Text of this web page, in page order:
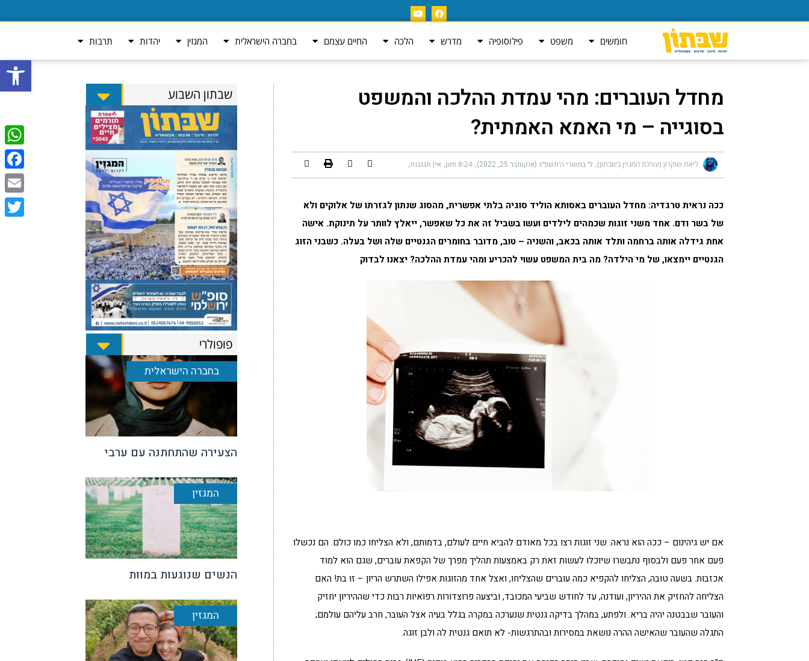
פתח
חומשים משפט פילוסופיה מדרש הלכה החיים עצמם בחברה הישראלית המגזין יהדות תרבות
מחדל העוברים: מהי עמדת ההלכה והמשפט
בסוגייה – מי האמא האמתית?
ליאת שוקרון (עורכת המגזין בשבתון) ל׳ בתשרי ה׳תשפ״ג (אוקטובר 25, 2022) 8:24 pm אין תגובות
ככה נראית טרגדיה: מחדל העוברים באסותא הוליד סוגיה בלתי אפשרית, מהסוג שנתון לגזרתו של אלוקים ולא
של בשר ודם. אחד משני זוגות שכמהים לילדים ועשו בשביל זה את כל שאפשר, ייאלץ לוותר על תינוקת. אישה
אחת גידלה אותה ברחמה ותלד אותה בכאב, והשניה – טוב, מדובר בחומרים הגנטיים שלה ושל בעלה. כשבני הזוג
הגנטיים יימצאו,של מי הילדה? מה בית המשפט עשוי להכריע ומהי עמדת ההלכה? יצאנו לבדוק
אם יש גיהינום – ככה הוא נראה. שני זוגות רצו בכל מאודם להביא חיים לעולם, בדמותם, ולא הצליחו כמו כולם. הם נכשלו
פעם אחר פעם ולבסוף נתבשרו שיוכלו לעשות זאת רק באמצעות תהליך מפרך של הקפאת עוברים, שגם הוא למוד
אכזבות. בשעה טובה, הצליחו להקפיא כמה עוברים שהצליחו, ואצל אחד מהזוגות אפילו השתרש הריון – זו בת! האם
הצליחה להחזיק את ההיריון, ועודנה, עד לחודש שביעי המכובד, וביצעה פרוצדורות רפואיות רבות כדי שההיריון יחזיק
והעובר שבבטנה יהיה בריא. ולפתע, במהלך בדיקה גנטית שנערכה במקרה בגלל בעיה אצל העובר, חרב עליהם עולמם;
התגלה שהעובר שהאישה ההרה נושאת במסירות ובהתרגשות- לא תואם גנטית לה ולבן זוגה.
שבתון השבוע
פופולרי
בחברה הישראלית
הצעירה שהתחתנה עם ערבי
המגזין
הנשים שנוגעות במוות
המגזין
Email